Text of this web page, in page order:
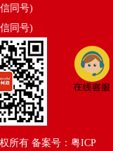
同号)
同号)
所有 备案号：粤ICP